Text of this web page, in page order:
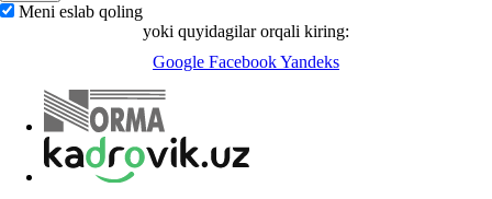
Meni eslab qoling
yoki quyidagilar orqali kiring:
Google FacebookYandeks